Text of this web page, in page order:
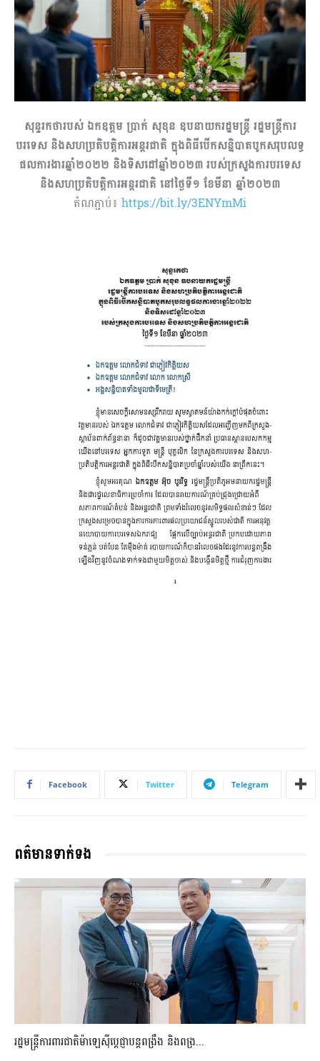
សុន្ទរកថារបស់ ឯកឧត្តម ប្រាក់ សុខុន ឧបនាយករដ្ឋមន្ត្រី រដ្ឋមន្ត្រីការ
បរទេស និងសហប្រតិបត្តិការអន្តរជាតិ ក្នុងពិធីបើកសន្និបាតបូកសរុបលទ្ធ
ផលការងារឆ្នាំ២០២២ និងទិសដៅឆ្នាំ២០២៣ របស់ក្រសួងការបរទេស
និងសហប្រតិបត្តិការអន្តរជាតិ នៅថ្ងៃទី១ ខែមីនា ឆ្នាំ២០២៣
តំណភ្ជាប់៖ https://bit.ly/3ENYmMi
Facebook Twitter Telegram
ពត៌មានទាក់ទង
រដ្ឋមន្ត្រីការពារជាតិម៉ាឡេស៊ីប្ដេជ្ញាបន្តពង្រឹង និងពង្រ...